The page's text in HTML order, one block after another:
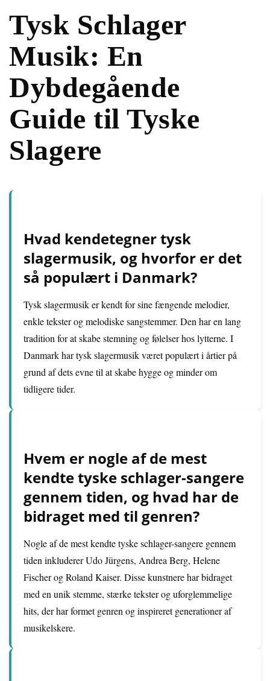
Tysk Schlager
Musik: En
Dybdegående
Guide til Tyske
Slagere
Hvad kendetegner tysk
slagermusik, og hvorfor er det
så populært i Danmark?
Tysk slagermusik er kendt for sine fængende melodier,
enkle tekster og melodiske sangstemmer. Den har en lang
tradition for at skabe stemning og følelser hos lytterne. I
Danmark har tysk slagermusik været populært i årtier på
grund af dets evne til at skabe hygge og minder om
tidligere tider.
Hvem er nogle af de mest
kendte tyske schlager-sangere
gennem tiden, og hvad har de
bidraget med til genren?
Nogle af de mest kendte tyske schlager-sangere gennem
tiden inkluderer Udo Jürgens, Andrea Berg, Helene
Fischer og Roland Kaiser. Disse kunstnere har bidraget
med en unik stemme, stærke tekster og uforglemmelige
hits, der har formet genren og inspireret generationer af
musikelskere.